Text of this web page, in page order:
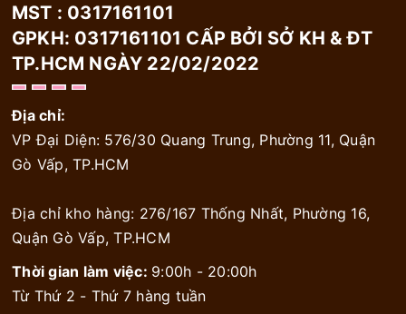
MST : 0317161101
GPKH: 0317161101 CẤP BỞI SỞ KH & ĐT
TP.HCM NGÀY 22/02/2022
Địa chỉ:
VP Đại Diện: 576/30 Quang Trung, Phường 11, Quận
Gò Vấp, TP.HCM
Địa chỉ kho hàng: 276/167 Thống Nhất, Phường 16,
Quận Gò Vấp, TP.HCM
Thời gian làm việc: 9:00h - 20:00h
Từ Thứ 2 - Thứ 7 hàng tuần